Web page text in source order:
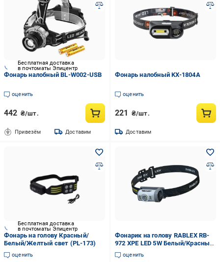
Бесплатная доставка
в почтоматы Эпицентр
Фонарь налобный BL-W002-USB
оценить
442 ₴/шт.
Привезём Доставим
Фонарь налобный KX-1804A
оценить
221 ₴/шт.
Доставим
Бесплатная доставка
в почтоматы Эпицентр
Фонарь на голову Красный/
Белый/Желтый свет (PL-173)
оценить
Фонарик на голову RABLEX RB-
972 XPE LED 5W Белый/Красный/
Синий
оценить